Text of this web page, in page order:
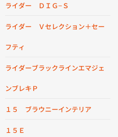
ライダー ＤＩＧ−Ｓ
ライダー Ｖセレクション＋セー
フティ
ライダーブラックラインエマジェ
ンブレキＰ
１５ ブラウニーインテリア
１５Ｅ